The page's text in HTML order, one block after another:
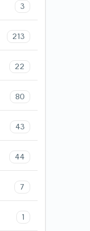
3
213
22
80
43
44
7
1